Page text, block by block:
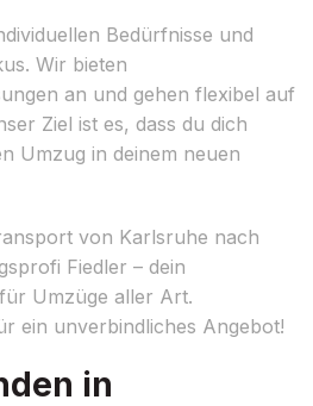
Bedürfnisse und
Wir bieten
an und gehen flexibel auf
Ziel ist es, dass du dich
Umzug in deinem neuen
von Karlsruhe nach
Fiedler – dein
Umzüge aller Art.
ein unverbindliches Angebot!
in